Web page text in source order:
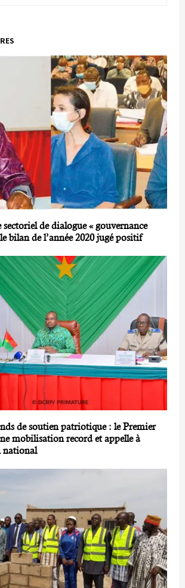
de dialogue « gouvernance
bilan de l’année 2020 jugé positif
de soutien patriotique : le Premier
mobilisation record et appelle à
national